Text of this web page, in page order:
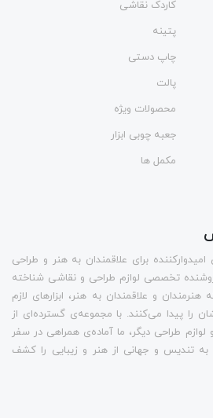
کاردک نقاشی
پتینه
چاپ دستی
پالت
محصولات ویژه
جعبه چوبی ابزار
مکمل ها
برای علاقمندان به هنر و طراحی
تخصصی لوازم طراحی و نقاشی شناخته
و علاقمندان به هنر، ابزارهای لازم
را پیدا می‌کنند. با مجموعه‌ی گسترده‌ای از
لوازم طراحی دیگر، ما آماده‌ی همراهی در سفر
به تندیس و جهانی از هنر و زیبایی را کشف